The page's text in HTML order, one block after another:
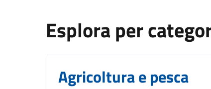
Esplora per
Agricoltura e pesca